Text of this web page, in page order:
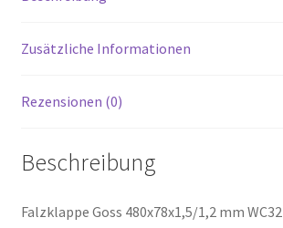
Zusätzliche Informationen
Rezensionen (0)
Beschreibung
Falzklappe Goss 480x78x1,5/1,2 mm WC32